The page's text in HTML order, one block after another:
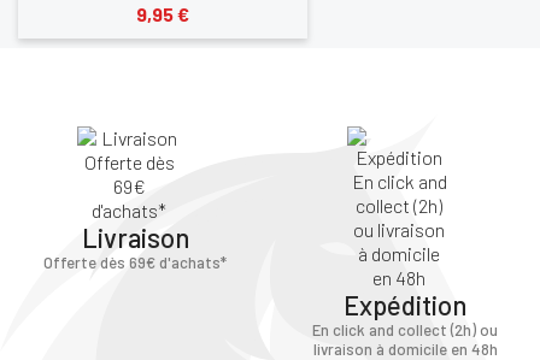
9,95 €
Livraison
Offerte dès 69€ d'achats*
Expédition
En click and collect (2h) ou
livraison à domicile en 48h